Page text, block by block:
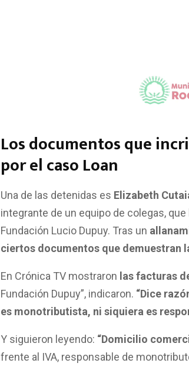
Los documentos que
por el caso Loan
Una de las detenidas es Elizabeth
integrante de un equipo de colegas,
Fundación Lucio Dupuy. Tras un
ciertos documentos que demuestran
En Crónica TV mostraron las facturas
Fundación Dupuy”, indicaron. “Dice
es monotributista, ni siquiera es
Y siguieron leyendo: “Domicilio
frente al IVA, responsable de